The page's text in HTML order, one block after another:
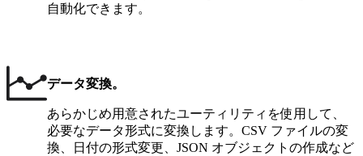
自動化できます。
データ変換。
あらかじめ用意されたユーティリティを使用して、
必要なデータ形式に変換します。CSV ファイルの変
換、日付の形式変更、JSON オブジェクトの作成など